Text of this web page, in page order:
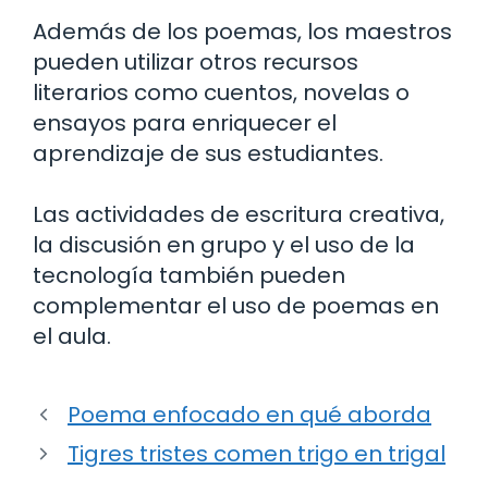
Además de los poemas, los maestros
pueden utilizar otros recursos
literarios como cuentos, novelas o
ensayos para enriquecer el
aprendizaje de sus estudiantes.
Las actividades de escritura creativa,
la discusión en grupo y el uso de la
tecnología también pueden
complementar el uso de poemas en
el aula.
Poema enfocado en qué aborda
Tigres tristes comen trigo en trigal